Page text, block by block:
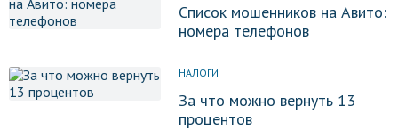
Список мошенников на Авито:
номера телефонов
НАЛОГИ
За что можно вернуть 13
процентов